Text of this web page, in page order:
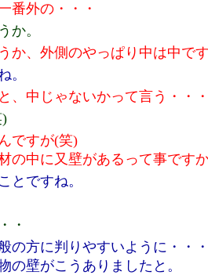
番外の・・・
か。
か、外側のやっぱり中は中で
。
、中じゃないかって言う・・
ですが(笑)
の中に又壁があるって事です
とですね。
・
の方に判りやすいように・・
の壁がこうありましたと。